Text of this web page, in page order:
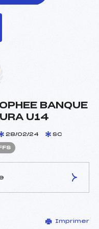
BANQUE
U14
28/02/24 SC
AVOCAT HERVE (SA)
Imprimer